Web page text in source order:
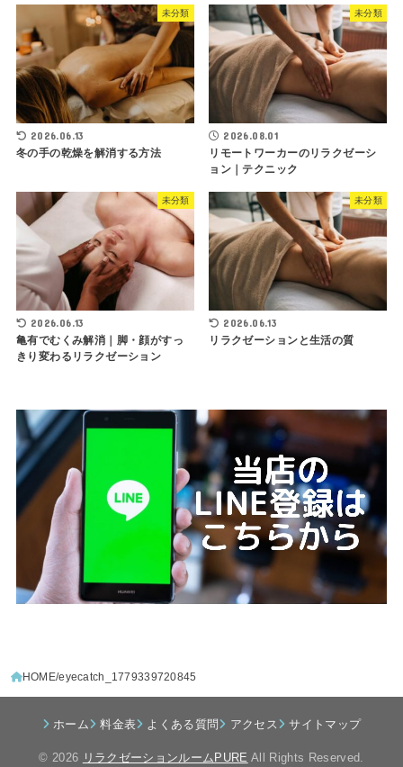
未分類
2026.06.13
冬の手の乾燥を解消する方法
未分類
2026.08.01
リモートワーカーのリラクゼーシ
ョン｜テクニック
未分類
2026.06.13
亀有でむくみ解消｜脚・顔がすっ
きり変わるリラクゼーション
未分類
2026.06.13
リラクゼーションと生活の質
HOME eyecatch_1779339720845
ホーム 料金表 よくある質問 アクセス サイトマップ
© 2026 リラクゼーションルームPURE All Rights Reserved.